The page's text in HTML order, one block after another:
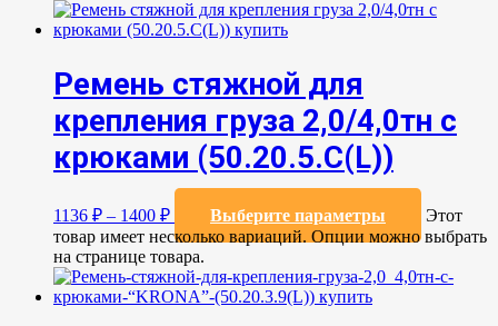
Ремень стяжной для
крепления груза 2,0/4,0тн с
крюками (50.20.5.C(L))
1136 ₽ – 1400 ₽ Выберите параметры
Этот
товар имеет несколько вариаций. Опции можно выбрать
на странице товара.